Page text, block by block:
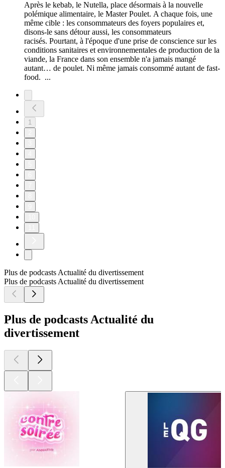
Après le kebab, le Nutella, place désormais à la nouvelle
polémique alimentaire, le Master Poulet. A chaque fois, une
même cible : les consommateurs des foyers populaires et,
disons-le sans détour aussi, les consommateurs
racisés. Pourtant, à l'époque d'une prise de conscience sur les
conditions sanitaires et environnementales de production de la
viande, la France dans son ensemble n'a jamais mangé
autant… de poulet. Ni même jamais consommé autant de fast-
food. ...
1
Plus de podcasts Actualité du divertissement
Plus de podcasts Actualité du divertissement
Plus de podcasts Actualité du
divertissement